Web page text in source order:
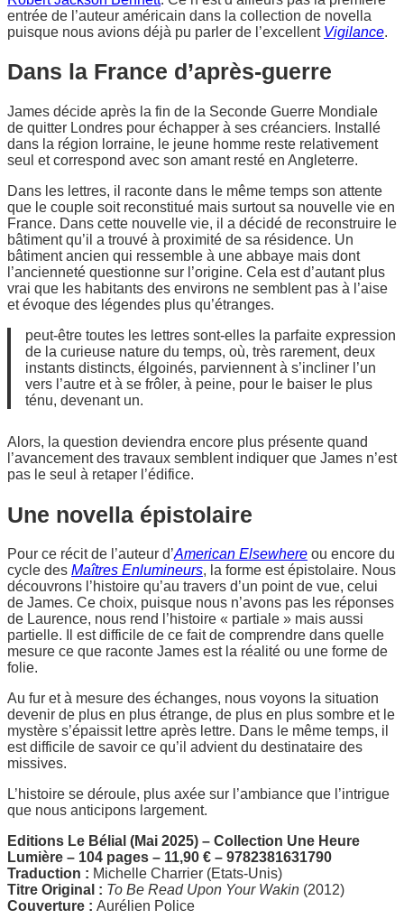
entrée de l’auteur américain dans la collection de novella
puisque nous avions déjà pu parler de l’excellent Vigilance.
Dans la France d’après-guerre
James décide après la fin de la Seconde Guerre Mondiale
de quitter Londres pour échapper à ses créanciers. Installé
dans la région lorraine, le jeune homme reste relativement
seul et correspond avec son amant resté en Angleterre.
Dans les lettres, il raconte dans le même temps son attente
que le couple soit reconstitué mais surtout sa nouvelle vie en
France. Dans cette nouvelle vie, il a décidé de reconstruire le
bâtiment qu’il a trouvé à proximité de sa résidence. Un
bâtiment ancien qui ressemble à une abbaye mais dont
l’ancienneté questionne sur l’origine. Cela est d’autant plus
vrai que les habitants des environs ne semblent pas à l’aise
et évoque des légendes plus qu’étranges.
peut-être toutes les lettres sont-elles la parfaite expression
de la curieuse nature du temps, où, très rarement, deux
instants distincts, élgoinés, parviennent à s’incliner l’un
vers l’autre et à se frôler, à peine, pour le baiser le plus
ténu, devenant un.
Alors, la question deviendra encore plus présente quand
l’avancement des travaux semblent indiquer que James n’est
pas le seul à retaper l’édifice.
Une novella épistolaire
Pour ce récit de l’auteur d’American Elsewhere ou encore du
cycle des Maîtres Enlumineurs, la forme est épistolaire. Nous
découvrons l’histoire qu’au travers d’un point de vue, celui
de James. Ce choix, puisque nous n’avons pas les réponses
de Laurence, nous rend l’histoire « partiale » mais aussi
partielle. Il est difficile de ce fait de comprendre dans quelle
mesure ce que raconte James est la réalité ou une forme de
folie.
Au fur et à mesure des échanges, nous voyons la situation
devenir de plus en plus étrange, de plus en plus sombre et le
mystère s’épaissit lettre après lettre. Dans le même temps, il
est difficile de savoir ce qu’il advient du destinataire des
missives.
L’histoire se déroule, plus axée sur l’ambiance que l’intrigue
que nous anticipons largement.
Editions Le Bélial (Mai 2025) – Collection Une Heure
Lumière – 104 pages – 11,90 € – 9782381631790
Traduction : Michelle Charrier (Etats-Unis)
Titre Original : To Be Read Upon Your Wakin (2012)
Couverture : Aurélien Police